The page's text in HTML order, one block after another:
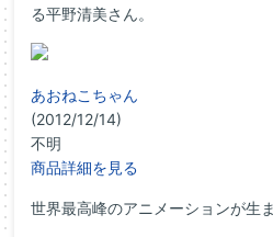
る平野清美さん。
あおねこちゃん
(2012/12/14)
不明
商品詳細を見る
世界最高峰のアニメーションが生